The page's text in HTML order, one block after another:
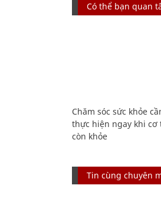
Có thể bạn quan
Chăm sóc sức khỏe
thực hiện ngay khi cơ
còn khỏe
Tin cùng chuyên